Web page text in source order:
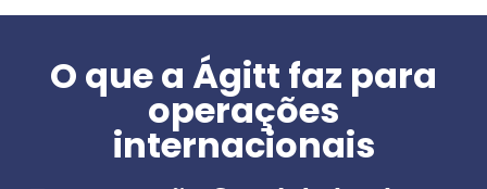
O que a Ágitt faz para
operações
internacionais